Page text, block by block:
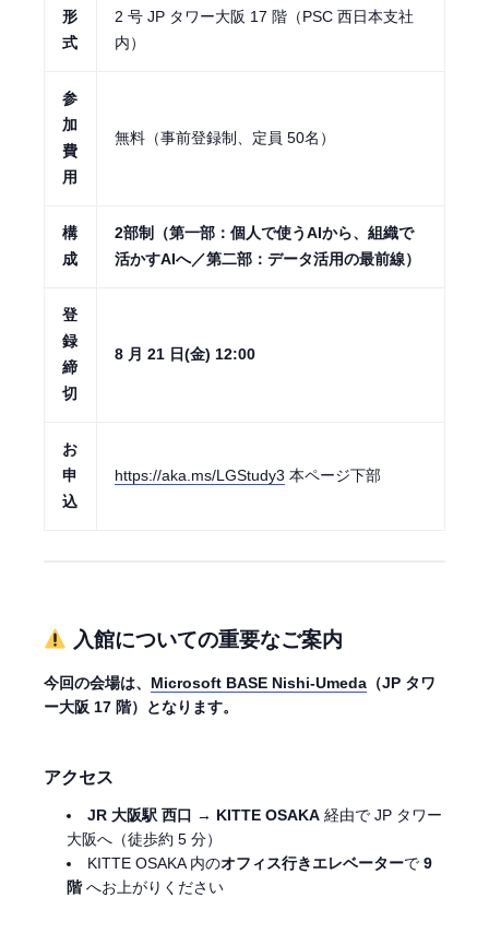
形
式
2 号 JP タワー大阪 17 階（PSC 西日本支社
内）
参
加
費
用
無料（事前登録制、定員 50名）
構
成
2部制（第一部：個人で使うAIから、組織で
活かすAIへ／第二部：データ活用の最前線）
登
録
締
切
8 月 21 日(金) 12:00
お
申
込
https://aka.ms/LGStudy3 本ページ下部
入館についての重要なご案内
今回の会場は、 Microsoft BASE Nishi-Umeda （JP タワ
ー大阪 17 階）となります。
アクセス
JR 大阪駅 西口 → KITTE OSAKA 経由で JP タワー
大阪へ（徒歩約 5 分）
KITTE OSAKA 内のオフィス行きエレベーターで 9
階へお上がりください